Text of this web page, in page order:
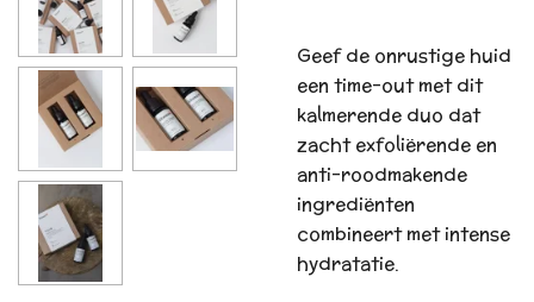
Geef de onrustige huid
een time-out met dit
kalmerende duo dat
zacht exfoliërende en
anti-roodmakende
ingrediënten
combineert met intense
hydratatie.